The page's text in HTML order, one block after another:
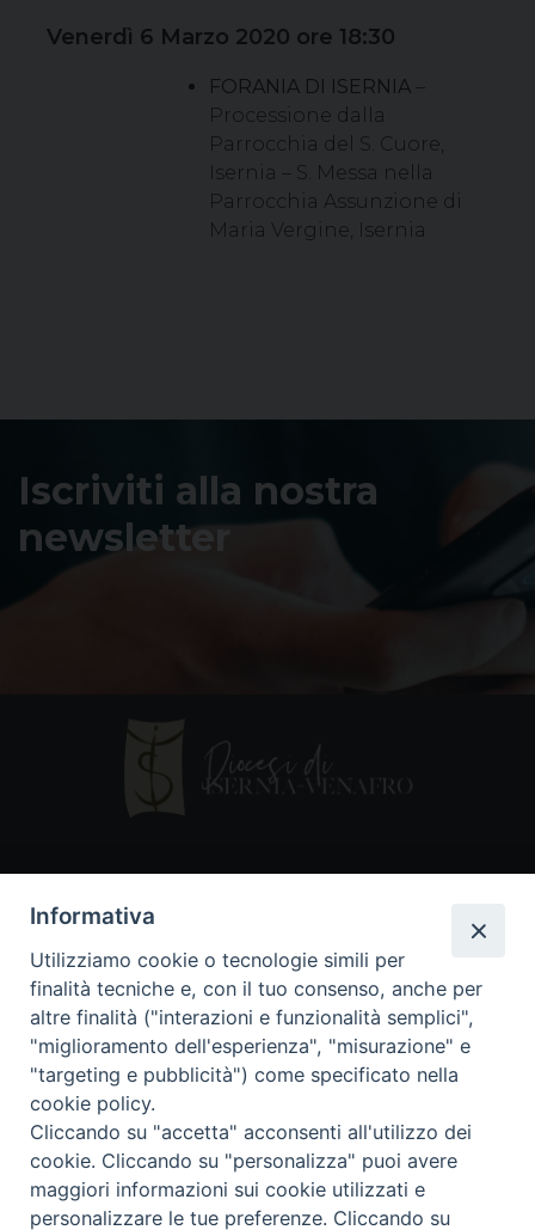
Venerdì 6 Marzo 2020 ore 18:30
FORANIA DI ISERNIA –
Processione dalla
Parrocchia del S. Cuore,
Isernia – S. Messa nella
Parrocchia Assunzione di
Maria Vergine, Isernia
Iscriviti alla nostra
newsletter
86170 Isernia
086550849
segreteria@diocesiiserniavenafro.it
I nostri social
Copyright © 2018 - Diocesi di Isernia-Venafro (C.F.
90008750946). Riproduzione solo con permesso.
Tutti i diritti sono riservati
Informativa
Utilizziamo cookie o tecnologie simili per
finalità tecniche e, con il tuo consenso, anche per
altre finalità ("interazioni e funzionalità semplici",
"miglioramento dell'esperienza", "misurazione" e
"targeting e pubblicità") come specificato nella
cookie policy.
Cliccando su "accetta" acconsenti all'utilizzo dei
cookie. Cliccando su "personalizza" puoi avere
maggiori informazioni sui cookie utilizzati e
personalizzare le tue preferenze. Cliccando su